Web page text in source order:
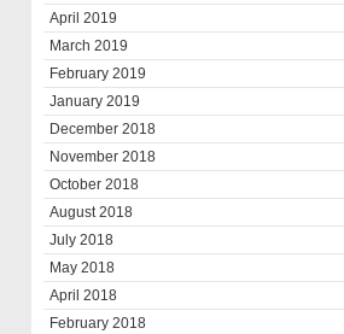
April 2019
March 2019
February 2019
January 2019
December 2018
November 2018
October 2018
August 2018
July 2018
May 2018
April 2018
February 2018